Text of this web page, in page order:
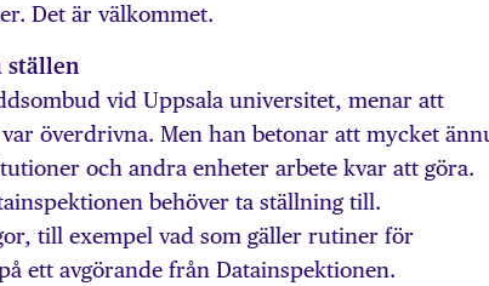
Det är välkommet.
ställen
vid Uppsala universitet, menar att
överdrivna. Men han betonar att mycket
och andra enheter arbete kvar att göra.
behöver ta ställning till.
till exempel vad som gäller rutiner för
ett avgörande från Datainspektionen.